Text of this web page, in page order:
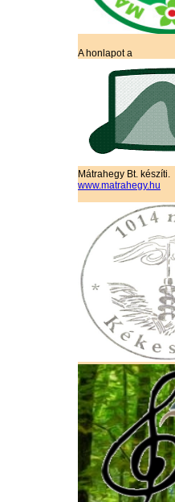
A honlapot a
Mátrahegy Bt. készíti.
www.matrahegy.hu